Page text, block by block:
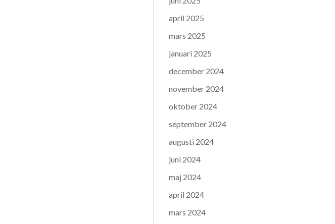
april 2025
mars 2025
januari 2025
december 2024
november 2024
oktober 2024
september 2024
augusti 2024
juni 2024
maj 2024
april 2024
mars 2024